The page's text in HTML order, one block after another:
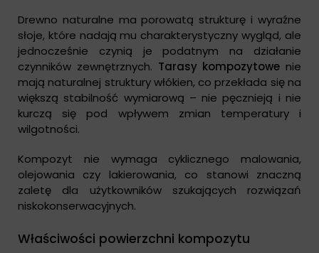
Drewno naturalne ma porowatą strukturę i wyraźne
słoje, które nadają mu charakterystyczny wygląd, ale
jednocześnie czynią je podatnym na działanie
czynników zewnętrznych. Tarasy kompozytowe nie
mają naturalnej struktury włókien, co przekłada się na
większą stabilność wymiarową – nie pęcznieją i nie
kurczą się pod wpływem zmian temperatury i
wilgotności.
Kompozyt nie wymaga cyklicznego malowania,
olejowania czy lakierowania, co stanowi znaczną
zaletę dla użytkowników szukających rozwiązań
niskokonserwacyjnych.
Właściwości powierzchni kompozytu